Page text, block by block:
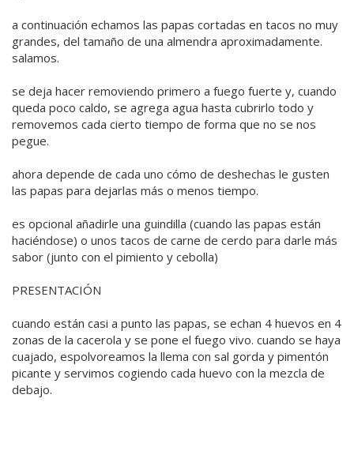
a continuación echamos las papas cortadas en tacos no muy
grandes, del tamaño de una almendra aproximadamente.
salamos.
se deja hacer removiendo primero a fuego fuerte y, cuando
queda poco caldo, se agrega agua hasta cubrirlo todo y
removemos cada cierto tiempo de forma que no se nos
pegue.
ahora depende de cada uno cómo de deshechas le gusten
las papas para dejarlas más o menos tiempo.
es opcional añadirle una guindilla (cuando las papas están
haciéndose) o unos tacos de carne de cerdo para darle más
sabor (junto con el pimiento y cebolla)
PRESENTACIÓN
cuando están casi a punto las papas, se echan 4 huevos en 4
zonas de la cacerola y se pone el fuego vivo. cuando se haya
cuajado, espolvoreamos la llema con sal gorda y pimentón
picante y servimos cogiendo cada huevo con la mezcla de
debajo.